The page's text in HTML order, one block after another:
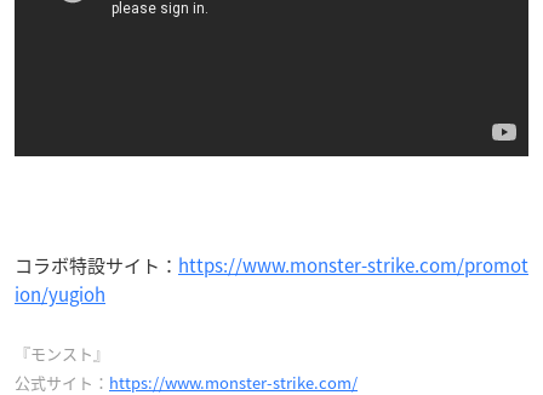
コラボ特設サイト： https://www.monster-strike.com/promot
ion/yugioh
『モンスト』
公式サイト： https://www.monster-strike.com/